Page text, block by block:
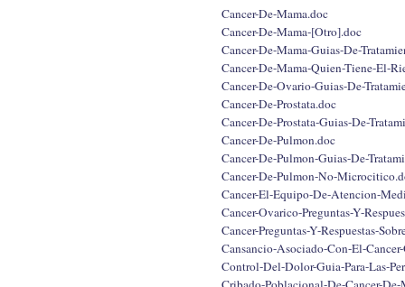
Cancer-De-Mama.doc
Cancer-De-Mama-[Otro].doc
Cancer-De-Mama-Guias-De-
Cancer-De-Mama-Quien-Tiene-El-
Cancer-De-Ovario-Guias-De-
Cancer-De-Prostata.doc
Cancer-De-Prostata-Guias-De-
Cancer-De-Pulmon.doc
Cancer-De-Pulmon-Guias-De-
Cancer-De-Pulmon-No-
Cancer-El-Equipo-De-Atencion-
Cancer-Ovarico-Preguntas-Y-
Cancer-Preguntas-Y-Respuestas-
Cansancio-Asociado-Con-El-
Control-Del-Dolor-Guia-Para-Las-